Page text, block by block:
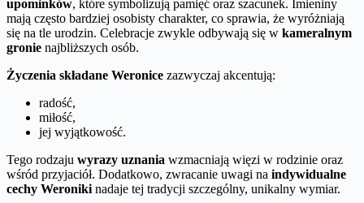
upominków, które symbolizują pamięć oraz szacunek. Imieniny
mają często bardziej osobisty charakter, co sprawia, że wyróżniają
się na tle urodzin. Celebracje zwykle odbywają się w kameralnym
gronie najbliższych osób.
Życzenia składane Weronice zazwyczaj akcentują:
radość,
miłość,
jej wyjątkowość.
Tego rodzaju wyrazy uznania wzmacniają więzi w rodzinie oraz
wśród przyjaciół. Dodatkowo, zwracanie uwagi na indywidualne
cechy Weroniki nadaje tej tradycji szczególny, unikalny wymiar.